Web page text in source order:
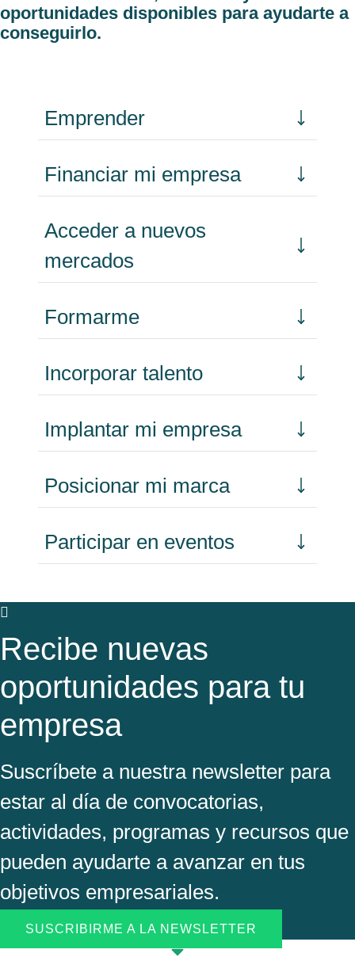
oportunidades disponibles para ayudarte a
conseguirlo.
Emprender
Financiar mi empresa
Acceder a nuevos
mercados
Formarme
Incorporar talento
Implantar mi empresa
Posicionar mi marca
Participar en eventos
Recibe nuevas
oportunidades para tu
empresa
Suscríbete a nuestra newsletter para
estar al día de convocatorias,
actividades, programas y recursos que
pueden ayudarte a avanzar en tus
objetivos empresariales.
SUSCRIBIRME A LA NEWSLETTER